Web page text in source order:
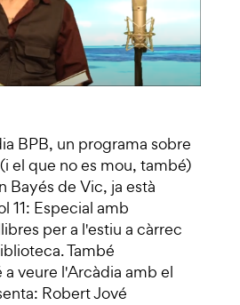
BPB, un programa sobre
el que no es mou, també)
Bayés de Vic, ja està
11: Especial amb
per a l'estiu a càrrec
També
veure l'Arcàdia amb el
Robert Jové